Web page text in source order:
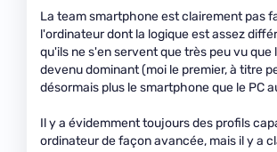
La team smartphone est clairement pas
l'ordinateur dont la logique est assez
qu'ils ne s'en servent que très peu vu
devenu dominant (moi le premier, à titre
désormais plus le smartphone que le PC
Il y a évidemment toujours des profils
ordinateur de façon avancée, mais il y a